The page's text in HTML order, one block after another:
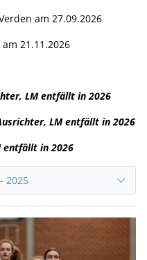
am 27.09.2026
21.11.2026
LM entfällt in 2026
, LM entfällt in 2026
entfällt in 2026
2025